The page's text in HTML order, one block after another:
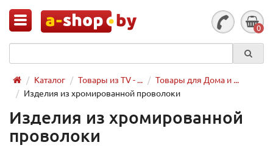
0
Каталог Товары из TV - ...
Товары для Дома и ...
Изделия из хромированной проволоки
Изделия из хромированной
проволоки